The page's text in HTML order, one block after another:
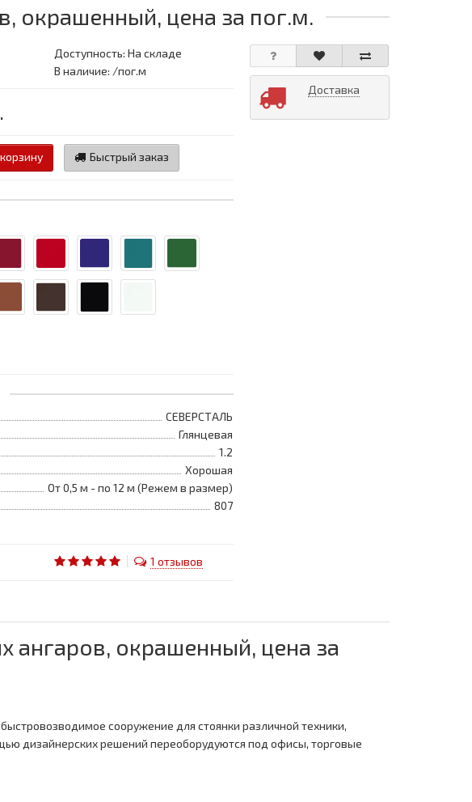
окрашенный, цена за пог.м.
Доступность: На складе
В наличие: /пог.м
Быстрый заказ
СЕВЕРСТАЛЬ
Глянцевая
1.2
Хорошая
От 0,5 м - по 12 м (Режем в размер)
807
1 отзывов
Доставка
ангаров, окрашенный, цена за
быстровозводимое сооружение для стоянки различной техники,
дизайнерских решений переоборудуются под офисы, торговые